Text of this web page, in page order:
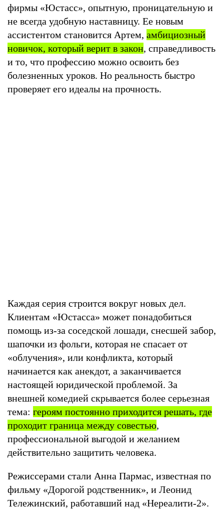
фирмы «Юстасс», опытную, проницательную и
не всегда удобную наставницу. Ее новым
ассистентом становится Артем, амбициозный
новичок, который верит в закон, справедливость
и то, что профессию можно освоить без
болезненных уроков. Но реальность быстро
проверяет его идеалы на прочность.
Каждая серия строится вокруг новых дел.
Клиентам «Юстасса» может понадобиться
помощь из-за соседской лошади, снесшей забор,
шапочки из фольги, которая не спасает от
«облучения», или конфликта, который
начинается как анекдот, а заканчивается
настоящей юридической проблемой. За
внешней комедией скрывается более серьезная
тема: героям постоянно приходится решать, где
проходит граница между совестью,
профессиональной выгодой и желанием
действительно защитить человека.
Режиссерами стали Анна Пармас, известная по
фильму «Дорогой родственник», и Леонид
Тележинский, работавший над «Нереалити-2».